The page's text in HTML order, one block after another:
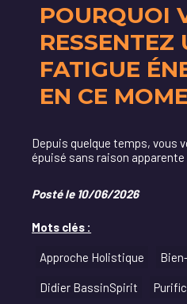
POURQUOI
RESSENTEZ
FATIGUE
EN CE
Depuis quelque temps, vous
épuisé sans raison apparente
Posté le 10/06/2026
Mots clés :
Approche Holistique
Didier BassinSpirit